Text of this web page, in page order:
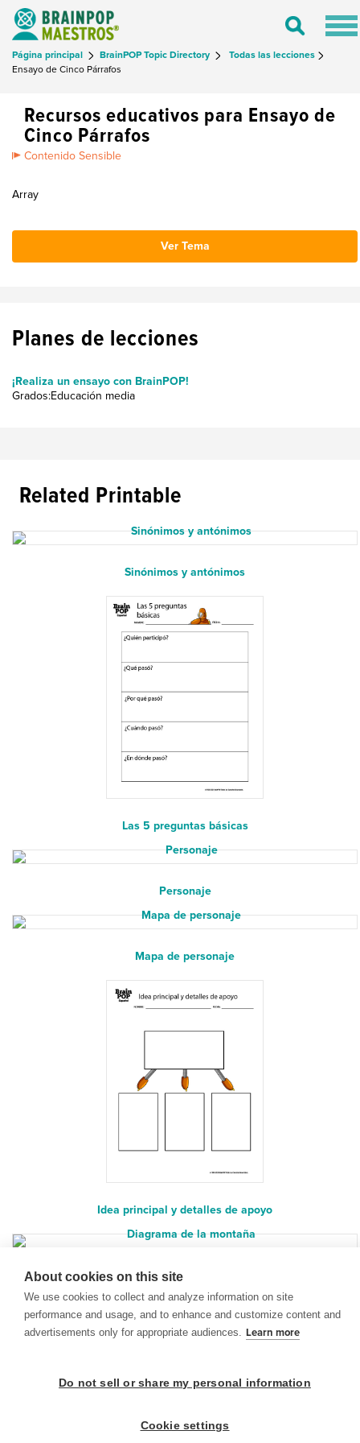
Toggle
Página principal BrainPOP Topic Directory
Todas las lecciones
Ensayo de Cinco Párrafos
Recursos educativos para Ensayo de
Cinco Párrafos
Contenido Sensible
Array
Ver Tema
Planes de lecciones
¡Realiza un ensayo con BrainPOP!
Grados:Educación media
Related Printable
Sinónimos y antónimos
Las 5 preguntas básicas
Personaje
Mapa de personaje
Idea principal y detalles de apoyo
Diagrama de la montaña
© 1999-2026 BrainPOP. Todos los derechos reservados.
About cookies on this site
We use cookies to collect and analyze information on site
performance and usage, and to enhance and customize content and
advertisements only for appropriate audiences. Learn more
Do not sell or share my personal information
Cookie settings